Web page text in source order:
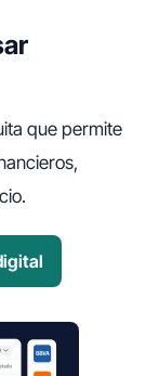
que permite